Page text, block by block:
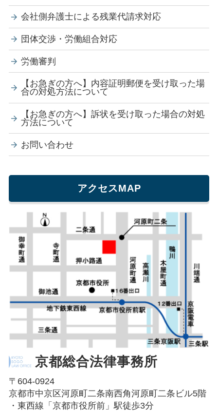
会社側弁護士による残業代請求対応
団体交渉・労働組合対応
労働審判
【お急ぎの方へ】内容証明郵便を受け取った場
合の対処方法について
【お急ぎの方へ】訴状を受け取った場合の対処
方法について
お問い合わせ
アクセスMAP
京都総合法律事務所
〒604-0924
京都市中京区河原町二条南西角河原町二条ビル5階
・東西線「京都市役所前」駅徒歩3分